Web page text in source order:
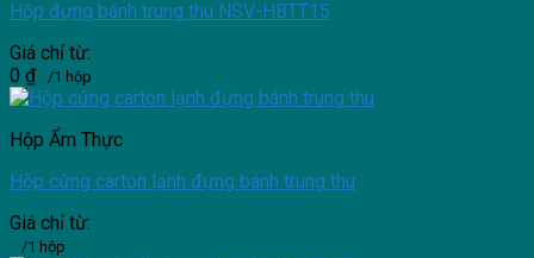
Hộp đựng bánh trung thu NSV-HBTT15
Giá chỉ từ:
0 ₫ /1 hộp
Hộp Ẩm Thực
Hộp cứng carton lạnh đựng bánh trung thu
Giá chỉ từ:
/1 hộp